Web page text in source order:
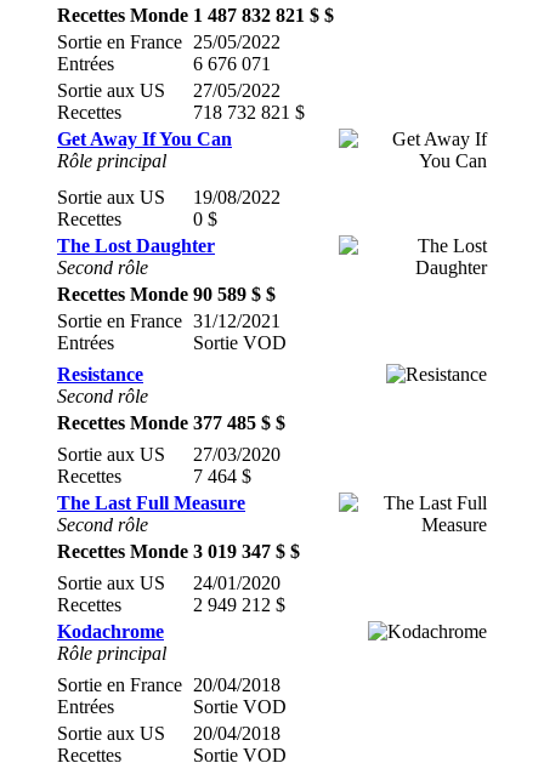
Recettes Monde 1 487 832 821 $ $
Sortie en France
Entrées
25/05/2022
6 676 071
Sortie aux US
Recettes
27/05/2022
718 732 821 $
Get Away If You Can
Rôle principal
Sortie aux US
Recettes
19/08/2022
0 $
The Lost Daughter
Second rôle
Recettes Monde 90 589 $ $
Sortie en France
Entrées
31/12/2021
Sortie VOD
Resistance
Second rôle
Recettes Monde 377 485 $ $
Sortie aux US
Recettes
27/03/2020
7 464 $
The Last Full Measure
Second rôle
Recettes Monde 3 019 347 $ $
Sortie aux US
Recettes
24/01/2020
2 949 212 $
Kodachrome
Rôle principal
Sortie en France
Entrées
20/04/2018
Sortie VOD
Sortie aux US
Recettes
20/04/2018
Sortie VOD